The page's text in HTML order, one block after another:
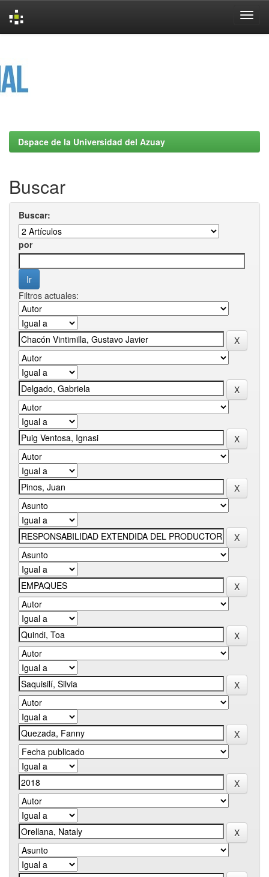
Dspace de la Universidad del Azuay
Buscar
Buscar:
por
Filtros actuales: